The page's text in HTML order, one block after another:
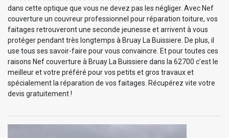
dans cette optique que vous ne devez pas les négliger. Avec Nef
couverture un couvreur professionnel pour réparation toiture, vos
faitages retrouveront une seconde jeunesse et arrivent à vous
protéger pendant très longtemps à Bruay La Buissiere. De plus, il
use tous ses savoir-faire pour vous convaincre. Et pour toutes ces
raisons Nef couverture à Bruay La Buissiere dans la 62700 c’est le
meilleur et votre préféré pour vos petits et gros travaux et
spécialement la réparation de vos faitages. Récupérez vite votre
devis gratuitement !